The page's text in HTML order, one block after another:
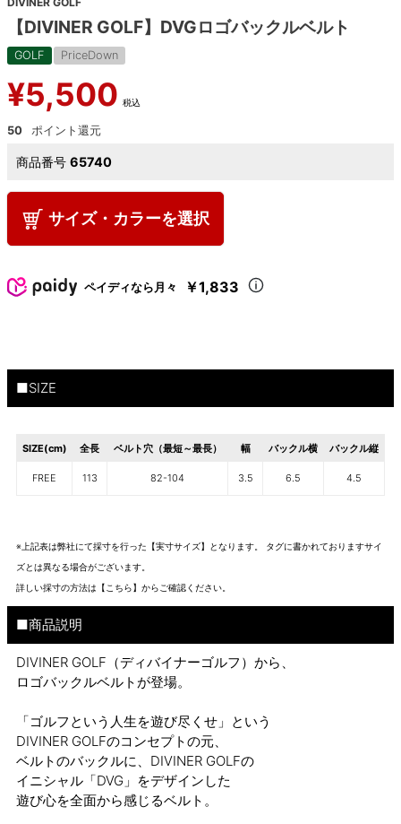
【DIVINER GOLF】DVGロゴバックルベルト
GOLF PriceDown
¥5,500 税込
50
商品番号 65740
サイズ・カラーを選択
ペイディなら月々 ￥1,833
■SIZE
SIZE(cm) 全長 ベルト穴（最短～最長） 幅 バックル横 バックル縦
FREE 113 82-104 3.5 6.5 4.5
※上記表は弊社にて採寸を行った【実寸サイズ】となります。 タグに書かれておりますサイ
ズとは異なる場合がございます。
詳しい採寸の方法は 【こちら】から ご確認ください。
■商品説明
DIVINER GOLF（ディバイナーゴルフ）から、
ロゴバックルベルトが登場。
「ゴルフという人生を遊び尽くせ」という
DIVINER GOLFのコンセプトの元、
ベルトのバックルに、DIVINER GOLFの
イニシャル「DVG」をデザインした
遊び心を全面から感じるベルト。